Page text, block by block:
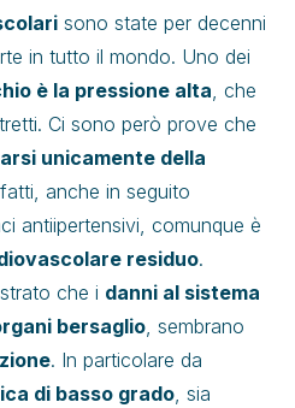
sono state per decenni
in tutto il mondo. Uno dei
è la pressione alta, che
Ci sono però prove che
unicamente della
anche in seguito
antiipertensivi, comunque è
residuo.
che i danni al sistema
bersaglio, sembrano
. In particolare da
di basso grado, sia